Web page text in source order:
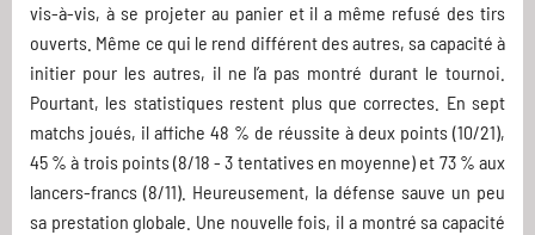
vis-à-vis, à se projeter au panier et il a même refusé des tirs
ouverts. Même ce qui le rend différent des autres, sa capacité à
initier pour les autres, il ne l’a pas montré durant le tournoi.
Pourtant, les statistiques restent plus que correctes. En sept
matchs joués, il affiche 48 % de réussite à deux points (10/21),
45 % à trois points (8/18 - 3 tentatives en moyenne) et 73 % aux
lancers-francs (8/11). Heureusement, la défense sauve un peu
sa prestation globale. Une nouvelle fois, il a montré sa capacité